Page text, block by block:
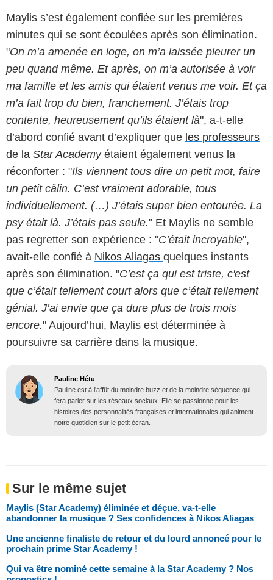
Maylis s’est également confiée sur les premières
minutes qui se sont écoulées après son élimination.
"On m’a amenée en loge, on m’a laissée pleurer un
peu quand même. Et après, on m’a autorisée à voir
ma famille et les amis qui étaient venus me voir. Et ça
m’a fait trop du bien, franchement. J’étais trop
contente, heureusement qu’ils étaient là", a-t-elle
d’abord confié avant d’expliquer que les professeurs
de la Star Academyétaient également venus la
réconforter : "Ils viennent tous dire un petit mot, faire
un petit câlin. C’est vraiment adorable, tous
individuellement. (…) J’étais super bien entourée. La
psy était là. J’étais pas seule." Et Maylis ne semble
pas regretter son expérience : "C’était incroyable",
avait-elle confié à Nikos Aliagas quelques instants
après son élimination. "C’est ça qui est triste, c'est
que c’était tellement court alors que c’était tellement
génial. J’ai envie que ça dure plus de trois mois
encore." Aujourd’hui, Maylis est déterminée à
poursuivre sa carrière dans la musique.
Pauline Hétu
Pauline est à l'affût du moindre buzz et de la moindre séquence qui
fera parler sur les réseaux sociaux. Elle se passionne pour les
histoires des personnalités françaises et internationales qui animent
notre quotidien sur le petit écran.
Sur le même sujet
Maylis (Star Academy) éliminée et déçue, va-t-elle
abandonner la musique ? Ses confidences à Nikos Aliagas
Une ancienne finaliste de retour et du lourd annoncé pour le
prochain prime Star Academy !
Qui va être nominé cette semaine à la Star Academy ? Nos